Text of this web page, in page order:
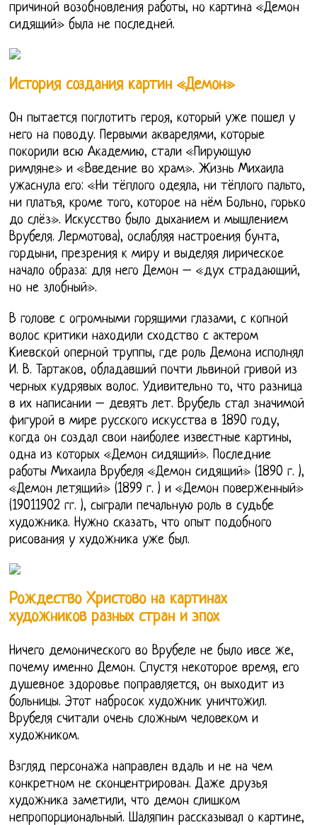
причиной возобновления работы, но картина «Демон
сидящий» была не последней.
История создания картин «Демон»
Он пытается поглотить героя, который уже пошел у
него на поводу. Первыми акварелями, которые
покорили всю Академию, стали «Пирующую
римляне» и «Введение во храм». Жизнь Михаила
ужаснула его: «Ни тёплого одеяла, ни тёплого пальто,
ни платья, кроме того, которое на нём Больно, горько
до слёз». Искусство было дыханием и мышлением
Врубеля. Лермотова), ослабляя настроения бунта,
гордыни, презрения к миру и выделяя лирическое
начало образа: для него Демон – «дух страдающий,
но не злобный».
В голове с огромными горящими глазами, с копной
волос критики находили сходство с актером
Киевской оперной труппы, где роль Демона исполнял
И. В. Тартаков, обладавший почти львиной гривой из
черных кудрявых волос. Удивительно то, что разница
в их написании – девять лет. Врубель стал значимой
фигурой в мире русского искусства в 1890 году,
когда он создал свои наиболее известные картины,
одна из которых «Демон сидящий». Последние
работы Михаила Врубеля «Демон сидящий» (1890 г. ),
«Демон летящий» (1899 г. ) и «Демон поверженный»
(19011902 гг. ), сыграли печальную роль в судьбе
художника. Нужно сказать, что опыт подобного
рисования у художника уже был.
Рождество Христово на картинах
художников разных стран и эпох
Ничего демонического во Врубеле не было ивсе же,
почему именно Демон. Спустя некоторое время, его
душевное здоровье поправляется, он выходит из
больницы. Этот набросок художник уничтожил.
Врубеля считали очень сложным человеком и
художником.
Взгляд персонажа направлен вдаль и не на чем
конкретном не сконцентрирован. Даже друзья
художника заметили, что демон слишком
непропорциональный. Шаляпин рассказывал о картине,